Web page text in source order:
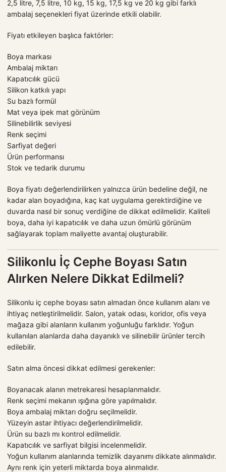
2,5 litre, 7,5 litre, 10 kg, 15 kg, 17,5 kg ve 20 kg gibi farklı
ambalaj seçenekleri fiyat üzerinde etkili olabilir.
Fiyatı etkileyen başlıca faktörler:
Boya markası
Ambalaj miktarı
Kapatıcılık gücü
Silikon katkılı yapı
Su bazlı formül
Mat veya ipek mat görünüm
Silinebilirlik seviyesi
Renk seçimi
Sarfiyat değeri
Ürün performansı
Stok ve tedarik durumu
Boya fiyatı değerlendirilirken yalnızca ürün bedeline değil, ne
kadar alan boyadığına, kaç kat uygulama gerektirdiğine ve
duvarda nasıl bir sonuç verdiğine de dikkat edilmelidir. Kaliteli
boya, daha iyi kapatıcılık ve daha uzun ömürlü görünüm
sağlayarak toplam maliyette avantaj oluşturabilir.
Silikonlu İç Cephe Boyası Satın
Alırken Nelere Dikkat Edilmeli?
Silikonlu iç cephe boyası satın almadan önce kullanım alanı ve
ihtiyaç netleştirilmelidir. Salon, yatak odası, koridor, ofis veya
mağaza gibi alanların kullanım yoğunluğu farklıdır. Yoğun
kullanılan alanlarda daha dayanıklı ve silinebilir ürünler tercih
edilebilir.
Satın alma öncesi dikkat edilmesi gerekenler:
Boyanacak alanın metrekaresi hesaplanmalıdır.
Renk seçimi mekanın ışığına göre yapılmalıdır.
Boya ambalaj miktarı doğru seçilmelidir.
Yüzeyin astar ihtiyacı değerlendirilmelidir.
Ürün su bazlı mı kontrol edilmelidir.
Kapatıcılık ve sarfiyat bilgisi incelenmelidir.
Yoğun kullanım alanlarında temizlik dayanımı dikkate alınmalıdır.
Aynı renk için yeterli miktarda boya alınmalıdır.